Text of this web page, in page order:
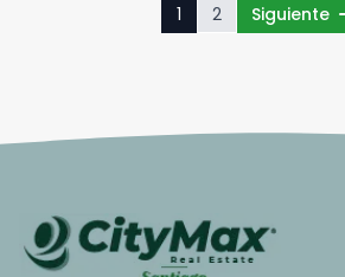
1
2 Siguiente